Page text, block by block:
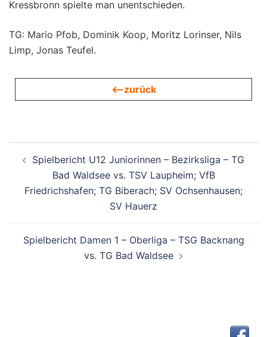
Kressbronn spielte man unentschieden.
TG: Mario Pfob, Dominik Koop, Moritz Lorinser, Nils
Limp, Jonas Teufel.
<—zurück
Spielbericht U12 Juniorinnen – Bezirksliga – TG
Bad Waldsee vs. TSV Laupheim; VfB
Friedrichshafen; TG Biberach; SV Ochsenhausen;
SV Hauerz
Spielbericht Damen 1 – Oberliga – TSG Backnang
vs. TG Bad Waldsee